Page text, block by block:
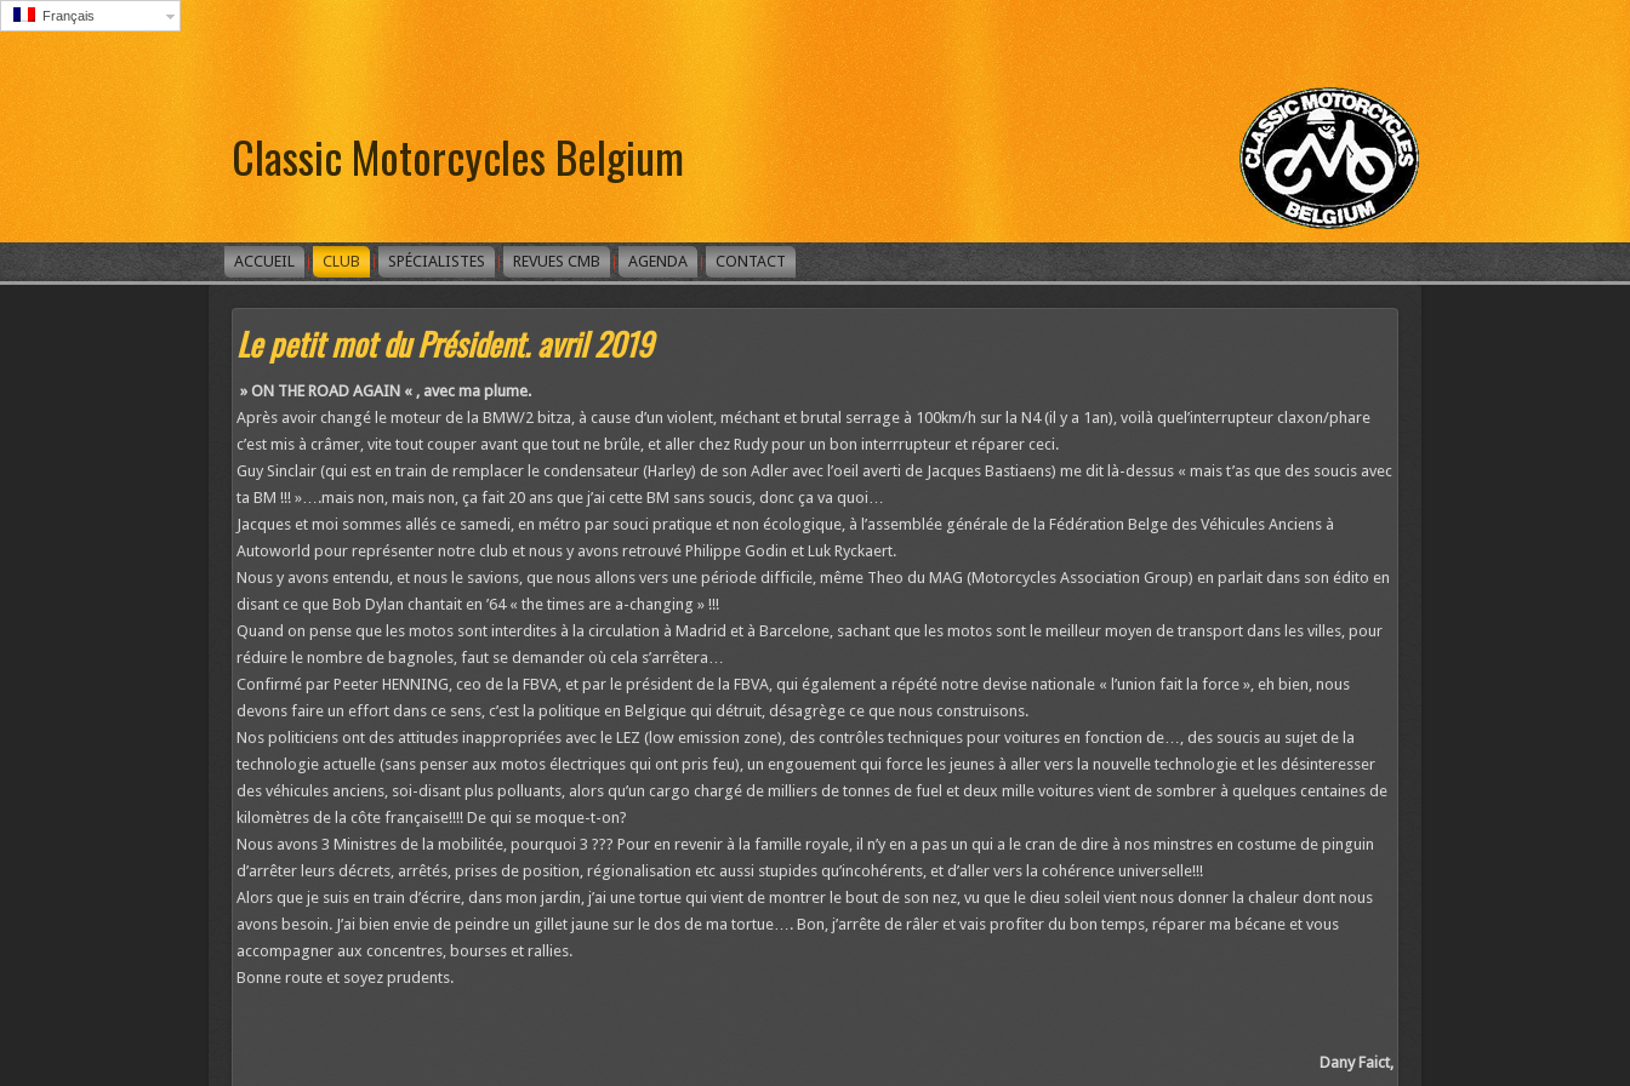
Français
Classic Motorcycles Belgium
ACCUEIL CLUB SPÉCIALISTES REVUES CMB AGENDA CONTACT
Le petit mot du Président. avril 2019
» ON THE ROAD AGAIN « , avec ma plume.
Après avoir changé le moteur de la BMW/2 bitza, à cause d’un violent, méchant et brutal serrage à 100km/h sur la N4 (il y a 1an), voilà quel’interrupteur claxon/phare
c’est mis à crâmer, vite tout couper avant que tout ne brûle, et aller chez Rudy pour un bon interrrupteur et réparer ceci.
Guy Sinclair (qui est en train de remplacer le condensateur (Harley) de son Adler avec l’oeil averti de Jacques Bastiaens) me dit là-dessus « mais t’as que des soucis avec
ta BM !!! »….mais non, mais non, ça fait 20 ans que j’ai cette BM sans soucis, donc ça va quoi…
Jacques et moi sommes allés ce samedi, en métro par souci pratique et non écologique, à l’assemblée générale de la Fédération Belge des Véhicules Anciens à
Autoworld pour représenter notre club et nous y avons retrouvé Philippe Godin et Luk Ryckaert.
Nous y avons entendu, et nous le savions, que nous allons vers une période difficile, même Theo du MAG (Motorcycles Association Group) en parlait dans son édito en
disant ce que Bob Dylan chantait en ’64 « the times are a-changing » !!!
Quand on pense que les motos sont interdites à la circulation à Madrid et à Barcelone, sachant que les motos sont le meilleur moyen de transport dans les villes, pour
réduire le nombre de bagnoles, faut se demander où cela s’arrêtera…
Confirmé par Peeter HENNING, ceo de la FBVA, et par le président de la FBVA, qui également a répété notre devise nationale « l’union fait la force », eh bien, nous
devons faire un effort dans ce sens, c’est la politique en Belgique qui détruit, désagrège ce que nous construisons.
Nos politiciens ont des attitudes inappropriées avec le LEZ (low emission zone), des contrôles techniques pour voitures en fonction de…, des soucis au sujet de la
technologie actuelle (sans penser aux motos électriques qui ont pris feu), un engouement qui force les jeunes à aller vers la nouvelle technologie et les désinteresser
des véhicules anciens, soi-disant plus polluants, alors qu’un cargo chargé de milliers de tonnes de fuel et deux mille voitures vient de sombrer à quelques centaines de
kilomètres de la côte française!!!! De qui se moque-t-on?
Nous avons 3 Ministres de la mobilitée, pourquoi 3 ??? Pour en revenir à la famille royale, il n’y en a pas un qui a le cran de dire à nos minstres en costume de pinguin
d’arrêter leurs décrets, arrêtés, prises de position, régionalisation etc aussi stupides qu’incohérents, et d’aller vers la cohérence universelle!!!
Alors que je suis en train d’écrire, dans mon jardin, j’ai une tortue qui vient de montrer le bout de son nez, vu que le dieu soleil vient nous donner la chaleur dont nous
avons besoin. J’ai bien envie de peindre un gillet jaune sur le dos de ma tortue…. Bon, j’arrête de râler et vais profiter du bon temps, réparer ma bécane et vous
accompagner aux concentres, bourses et rallies.
Bonne route et soyez prudents.
Dany Faict,